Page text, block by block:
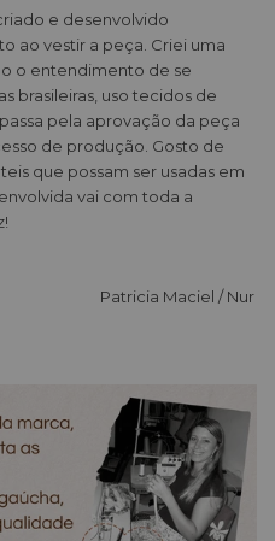
e desenvolvido
ao vestir a peça. Criei uma
o entendimento de se
brasileiras, uso tecidos de
pela aprovação da peça
de produção. Gosto de
que possam ser usadas em
vai com toda a
/ Nur